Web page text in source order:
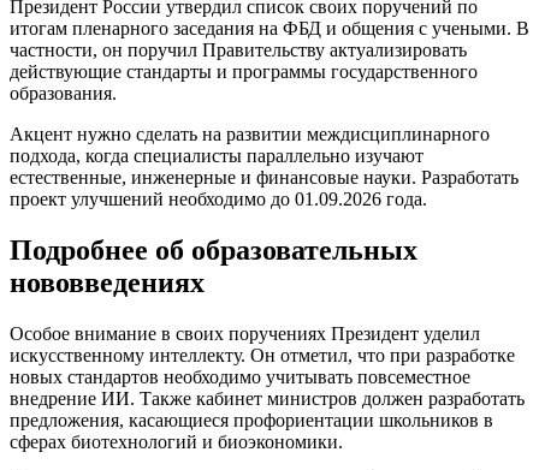
Президент России утвердил список своих поручений по
итогам пленарного заседания на ФБД и общения с учеными. В
частности, он поручил Правительству актуализировать
действующие стандарты и программы государственного
образования.
Акцент нужно сделать на развитии междисциплинарного
подхода, когда специалисты параллельно изучают
естественные, инженерные и финансовые науки. Разработать
проект улучшений необходимо до 01.09.2026 года.
Подробнее об образовательных
нововведениях
Особое внимание в своих поручениях Президент уделил
искусственному интеллекту. Он отметил, что при разработке
новых стандартов необходимо учитывать повсеместное
внедрение ИИ. Также кабинет министров должен разработать
предложения, касающиеся профориентации школьников в
сферах биотехнологий и биоэкономики.